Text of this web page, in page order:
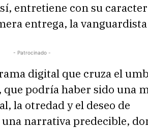
entretiene con su
entrega, la vanguardista
- Patrocinado -
digital que cruza el
que podría haber sido una
la otredad y el deseo de
narrativa predecible,